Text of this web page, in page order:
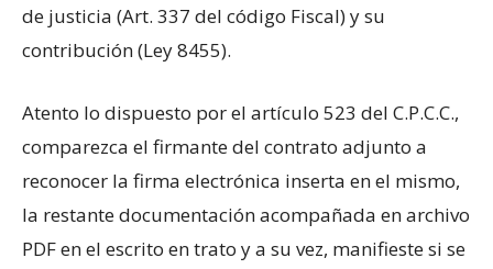
de justicia (Art. 337 del código Fiscal) y su
contribución (Ley 8455).
Atento lo dispuesto por el artículo 523 del C.P.C.C.,
comparezca el firmante del contrato adjunto a
reconocer la firma electrónica inserta en el mismo,
la restante documentación acompañada en archivo
PDF en el escrito en trato y a su vez, manifieste si se